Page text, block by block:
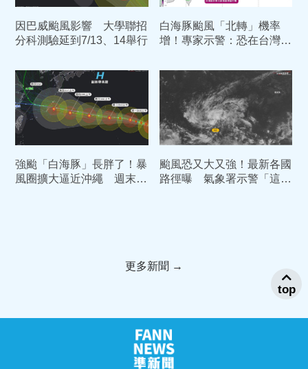
因巴威颱風影響 大學聯招
分科測驗延到7/13、14舉行
白海豚颱風「北轉」機率
增！專家示警：恐在台灣東
強颱「白海豚」長胖了！暴
風圈擴大逼近沖繩 週末2
颱風恐又大又強！最新各國
路徑曝 氣象署示警「這天
更多新聞 →
top